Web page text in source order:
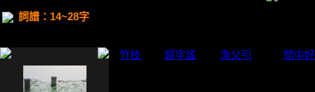
詞譜：14~28字
竹枝 歸字謠 漁父引 閒中好